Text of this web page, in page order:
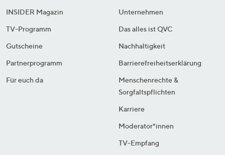
INSIDER Magazin
TV-Programm
Gutscheine
Partnerprogramm
Für euch da
Unternehmen
Das alles ist QVC
Nachhaltigkeit
Barrierefreiheitserklärung
Menschenrechte &
Sorgfaltspflichten
Karriere
Moderator*innen
TV-Empfang